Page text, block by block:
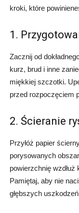
kroki, które
1.
Zacznij od
kurz, brud i inne
miękkiej szczotki.
przed rozpoczęciem
2. Ścieranie
Przyłóż papier
porysowanych
powierzchnię wzdłuż
Pamiętaj, aby nie
głębszych